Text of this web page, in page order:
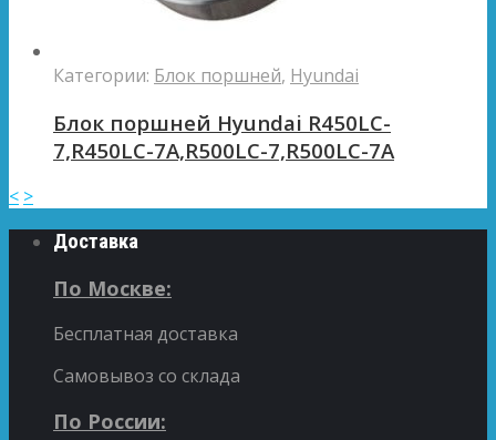
Категории: Блок поршней, Hyundai
Блок поршней Hyundai R450LC-
7,R450LC-7A,R500LC-7,R500LC-7A
< >
Доставка
По Москве:
Бесплатная доставка
Самовывоз со склада
По России: